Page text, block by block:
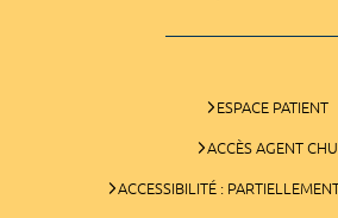
ESPACE PATIENT
ACCÈS AGENT CHU
ACCESSIBILITÉ :